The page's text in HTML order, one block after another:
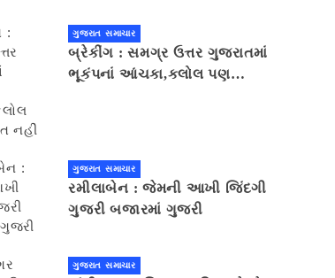
ગુજરાત સમાચાર
બ્રેકીંગ : સમગ્ર ઉત્તર ગુજરાતમાં
ભૂકંપનાં આંચકા,કલોલ પણ
ગુજરાત સમાચાર
રમીલાબેન : જેમની આખી જિંદગી
ગુજરી બજારમાં ગુજરી
ગુજરાત સમાચાર